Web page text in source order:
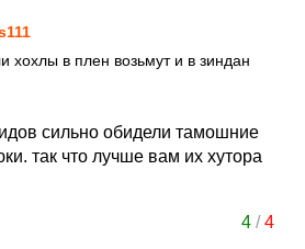
хохлы в плен возьмут и в зиндан
сильно обидели тамошние
так что лучше вам их хутора
4/4